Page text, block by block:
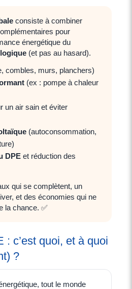
consiste à combiner
pour
énergétique du
logique (et pas au hasard).
combles, murs, planchers)
(ex : pompe à chaleur
un air sain et éviter
(autoconsommation,
DPE et réduction des
qui se complètent, un
et des économies qui ne
la chance. ✅
: c’est quoi, et à quoi
?
tout le monde